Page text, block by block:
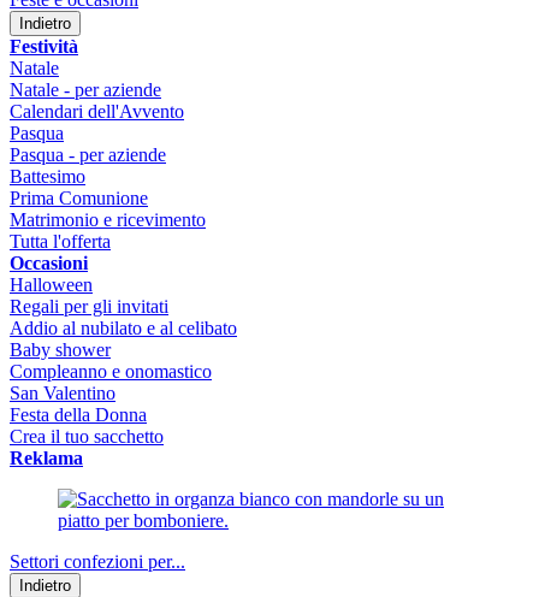
Indietro
Festività
Natale
Natale - per aziende
Calendari dell'Avvento
Pasqua
Pasqua - per aziende
Battesimo
Prima Comunione
Matrimonio e ricevimento
Tutta l'offerta
Occasioni
Halloween
Regali per gli invitati
Addio al nubilato e al celibato
Baby shower
Compleanno e onomastico
San Valentino
Festa della Donna
Crea il tuo sacchetto
Reklama
Settori confezioni per...
Indietro